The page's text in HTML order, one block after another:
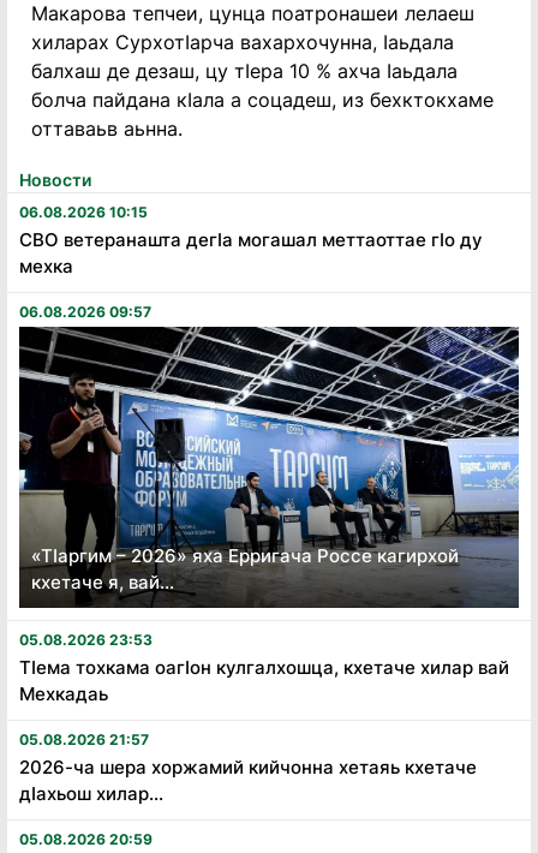
Новости
06.08.2026 10:15
СВО ветеранашта дегӏа могашал меттаоттае гӏо ду
мехка
06.08.2026 09:57
«Тӏаргим – 2026» яха Ерригача Россе кагирхой
кхетаче я, вай...
05.08.2026 23:53
Тӏема тохкама оагӏон кулгалхошца, кхетаче хилар вай
Мехкадаь
05.08.2026 21:57
2026-ча шера хоржамий кийчонна хетаяь кхетаче
дӏахьош хилар...
05.08.2026 20:59
Макарова тепчеи, цунца поатронашеи лелаеш
хиларах СурхотIарча вахархочунна, Iаьдала
балхаш де дезаш, цу тIера 10 % ахча Iаьдала
болча пайдана кIала а соцадеш, из бехктокхаме
оттаваьв аьнна.